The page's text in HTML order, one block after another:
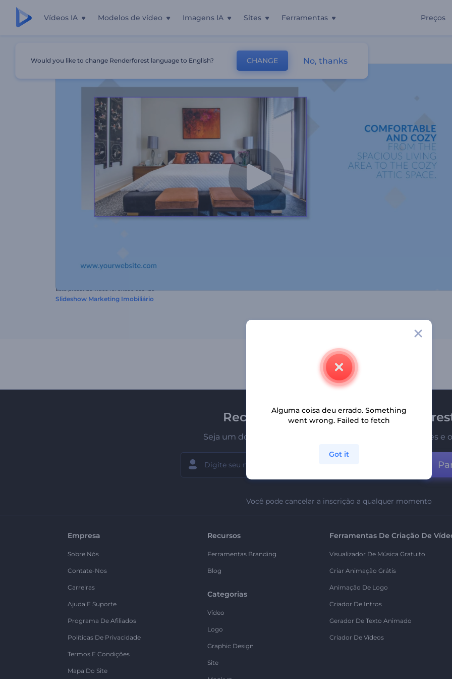
Vídeos IA Modelos de vídeo Imagens IA Sites Ferramentas Preços
Este preset de vídeo foi criado usando
Slideshow Marketing Imobiliário
Receba a newsletter da
Seja um dos primeiros a receber nossas últimas novidades e
Você pode cancelar a inscrição a qualquer momento
Empresa
Sobre Nós
Contate-Nos
Carreiras
Ajuda E Suporte
Programa De Afiliados
Políticas De Privacidade
Termos E Condições
Mapa Do Site
Recursos
Ferramentas Branding
Blog
Categorias
Vídeo
Logo
Graphic Design
Site
Ferramentas De Criação De
Visualizador De Música Gratuito
Criar Animação Grátis
Animação De Logo
Criador De Intros
Gerador De Texto Animado
Criador De Vídeos
Would you like to change Renderforest language to English? CHANGE No, thanks
Alguma coisa deu errado. Something
went wrong. Failed to fetch
Got it